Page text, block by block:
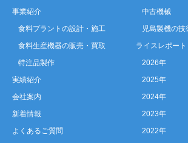
事業紹介
食料プラントの設計・施工
食料生産機器の販売・買取
特注品製作
実績紹介
会社案内
新着情報
よくあるご質問
中古機械
児島製機の技
ライスレポート
2026年
2025年
2024年
2023年
2022年